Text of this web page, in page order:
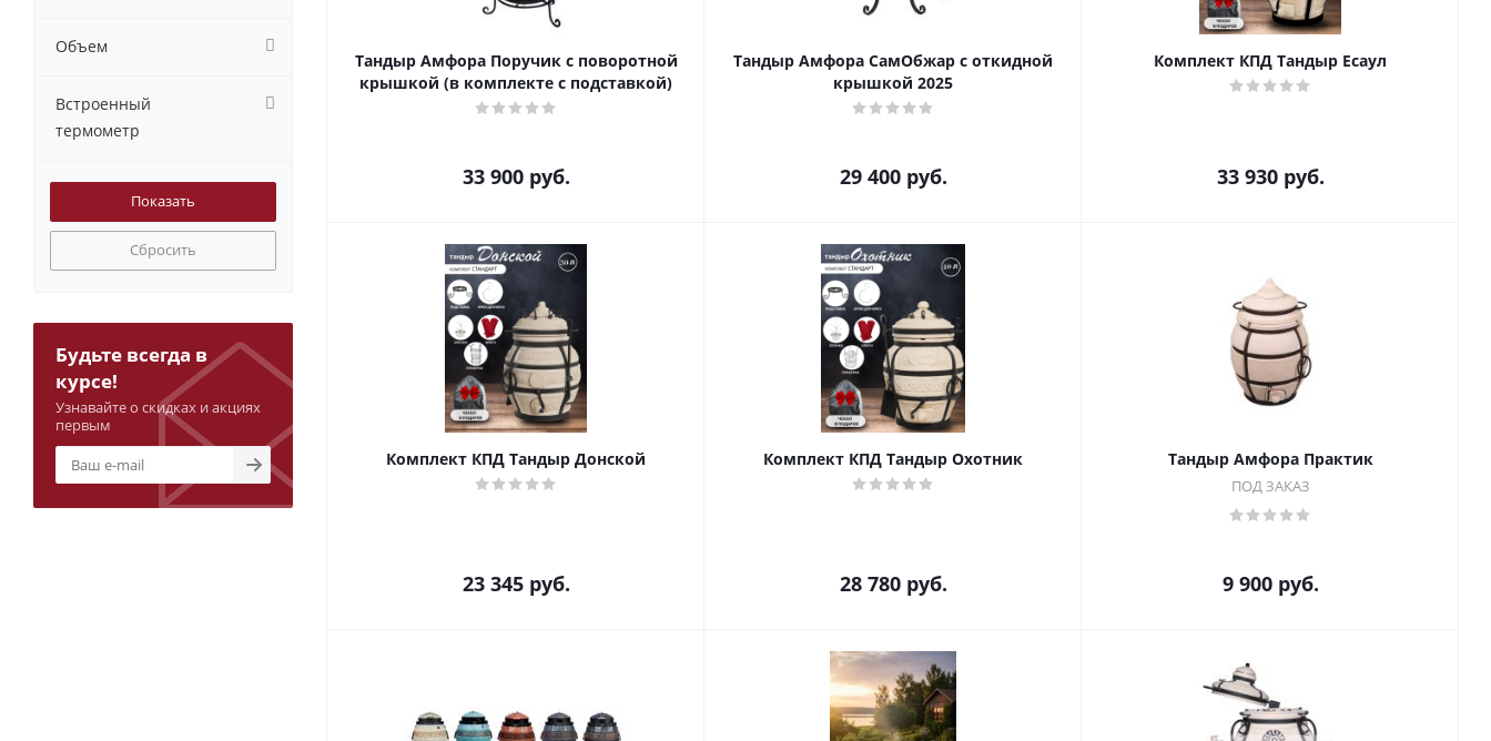
Тандыр Амфора Поручик с поворотной
крышкой (в комплекте с подставкой)
33 900руб.
Тандыр Амфора СамОбжар с откидной
крышкой 2025
29 400руб.
Комплект КПД Тандыр Есаул
33 930руб.
Комплект КПД Тандыр Донской
23 345руб.
Комплект КПД Тандыр Охотник
28 780руб.
Тандыр Амфора Практик
ПОД ЗАКАЗ
9 900руб.
Объем
Встроенный
термометр
Сбросить
Будьте всегда в
курсе!
Узнавайте о скидках и акциях
первым